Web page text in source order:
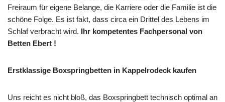
Freiraum für eigene Belange, die Karriere oder die Familie ist die
schöne Folge. Es ist fakt, dass circa ein Drittel des Lebens im
Schlaf verbracht wird. Ihr kompetentes Fachpersonal von
Betten Ebert !
Erstklassige Boxspringbetten in Kappelrodeck kaufen
Uns reicht es nicht bloß, das Boxspringbett technisch optimal an